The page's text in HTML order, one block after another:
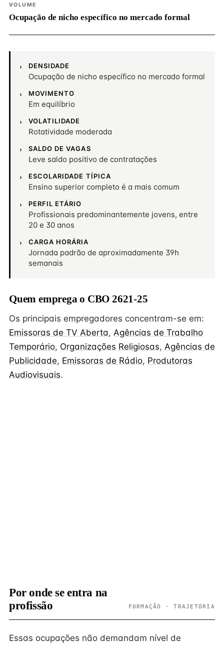
VOLUME
Ocupação de nicho específico no mercado formal
DENSIDADE
Ocupação de nicho específico no mercado formal
MOVIMENTO
Em equilíbrio
VOLATILIDADE
Rotatividade moderada
SALDO DE VAGAS
Leve saldo positivo de contratações
ESCOLARIDADE TÍPICA
Ensino superior completo é a mais comum
PERFIL ETÁRIO
Profissionais predominantemente jovens, entre
20 e 30 anos
CARGA HORÁRIA
Jornada padrão de aproximadamente 39h
semanais
Quem emprega o CBO 2621-25
Os principais empregadores concentram-se em:
Emissoras de TV Aberta, Agências de Trabalho
Temporário, Organizações Religiosas, Agências de
Publicidade, Emissoras de Rádio, Produtoras
Audiovisuais.
Por onde se entra na
profissão
FORMAÇÃO · TRAJETÓRIA
Essas ocupações não demandam nível de